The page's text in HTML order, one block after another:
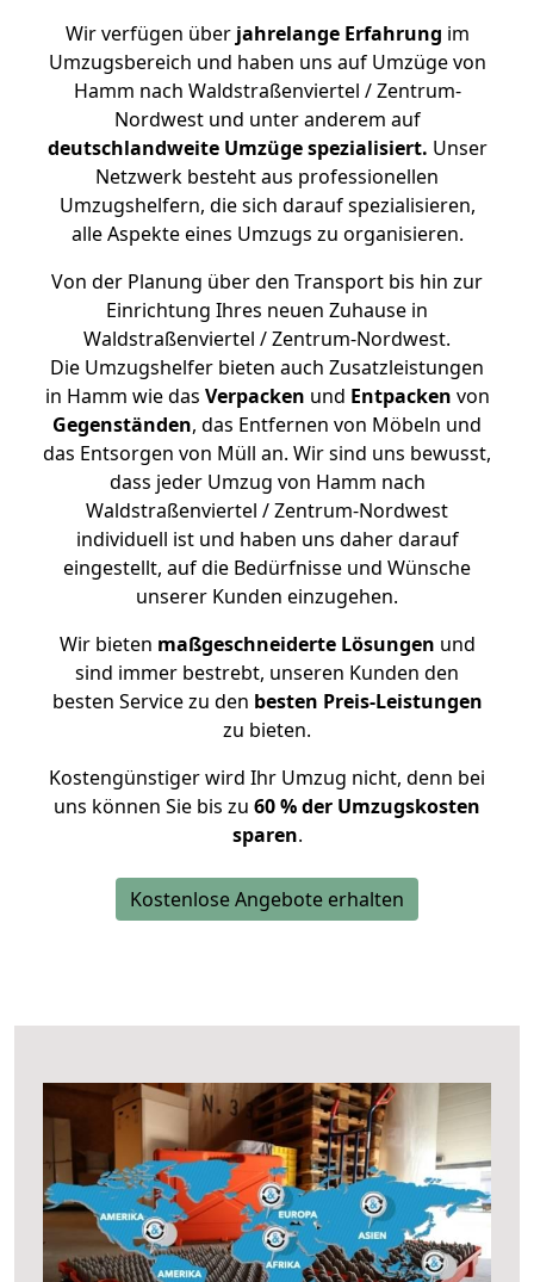
Wir verfügen überjahrelange Erfahrung im
Umzugsbereich und haben uns auf Umzüge von
Hamm nach Waldstraßenviertel / Zentrum-
Nordwest und unter anderem auf
deutschlandweite Umzüge spezialisiert. Unser
Netzwerk besteht aus professionellen
Umzugshelfern, die sich darauf spezialisieren,
alle Aspekte eines Umzugs zu organisieren.
Von der Planung über den Transport bis hin zur
Einrichtung Ihres neuen Zuhause in
Waldstraßenviertel / Zentrum-Nordwest.
Die Umzugshelfer bieten auch Zusatzleistungen
in Hamm wie das Verpacken und Entpacken von
Gegenständen, das Entfernen von Möbeln und
das Entsorgen von Müll an. Wir sind uns bewusst,
dass jeder Umzug von Hamm nach
Waldstraßenviertel / Zentrum-Nordwest
individuell ist und haben uns daher darauf
eingestellt, auf die Bedürfnisse und Wünsche
unserer Kunden einzugehen.
Wir bieten maßgeschneiderte Lösungen und
sind immer bestrebt, unseren Kunden den
besten Service zu den besten Preis-Leistungen
zu bieten.
Kostengünstiger wird Ihr Umzug nicht, denn bei
uns können Sie bis zu 60 % der Umzugskosten
sparen.
Kostenlose Angebote erhalten